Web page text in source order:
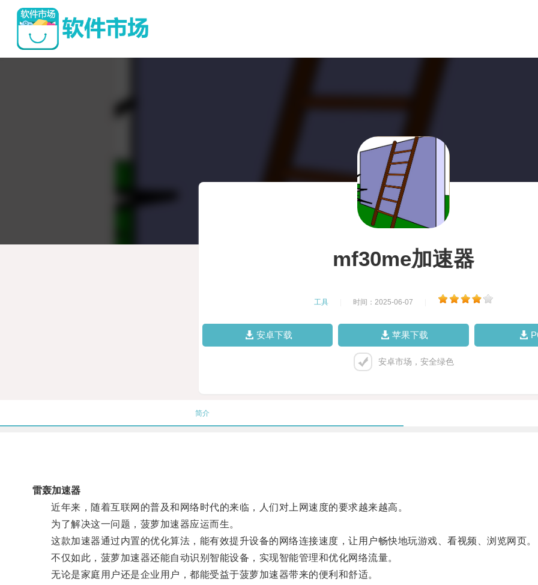
mf30me加速器
工具 时间：2025-06-07
安卓下载 苹果下载
安卓市场，安全绿色
简介
雷轰加速器
近年来，随着互联网的普及和网络时代的来临，人们对上网速度的要求越来越高。
为了解决这一问题，菠萝加速器应运而生。
这款加速器通过内置的优化算法，能有效提升设备的网络连接速度，让用户畅快地玩游戏、看视频、浏览网页。
不仅如此，菠萝加速器还能自动识别智能设备，实现智能管理和优化网络流量。
无论是家庭用户还是企业用户，都能受益于菠萝加速器带来的便利和舒适。